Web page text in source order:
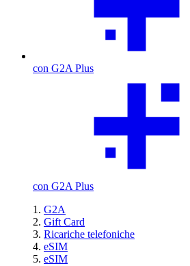
con G2A Plus
con G2A Plus
G2A
Gift Card
Ricariche telefoniche
eSIM
eSIM